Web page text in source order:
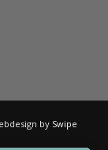
by Swipe